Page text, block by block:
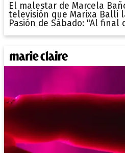
El malestar de Marcela
televisión que Marixa Balli
Pasión de Sábado: "Al